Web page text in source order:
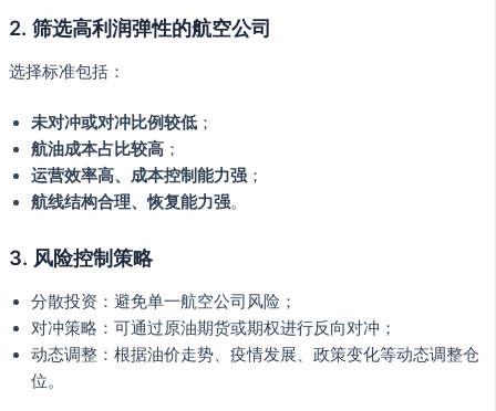
2. 筛选高利润弹性的航空公司
选择标准包括：
未对冲或对冲比例较低 ；
航油成本占比较高 ；
运营效率高、成本控制能力强 ；
航线结构合理、恢复能力强。
3. 风险控制策略
分散投资：避免单一航空公司风险；
对冲策略：可通过原油期货或期权进行反向对冲；
动态调整：根据油价走势、疫情发展、政策变化等动态调整仓
位。